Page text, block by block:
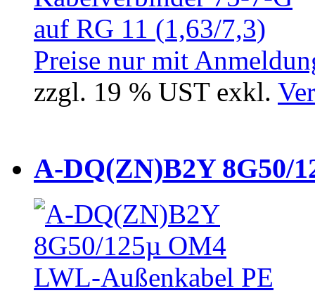
Preise nur mit
zzgl. 19 % UST exkl.
A-DQ(ZN)B2Y 8G50/